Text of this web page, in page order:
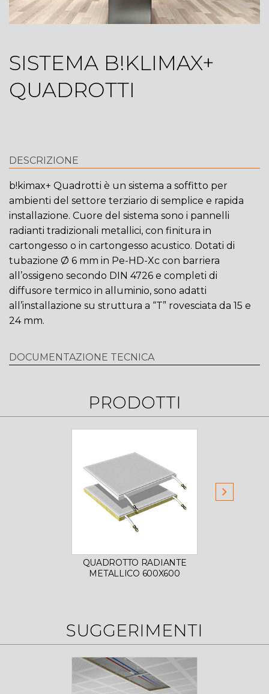
SISTEMA B!KLIMAX+
QUADROTTI
DESCRIZIONE
b!kimax+ Quadrotti è un sistema a soffitto per
ambienti del settore terziario di semplice e rapida
installazione. Cuore del sistema sono i pannelli
radianti tradizionali metallici, con finitura in
cartongesso o in cartongesso acustico. Dotati di
tubazione Ø 6 mm in Pe-HD-Xc con barriera
all’ossigeno secondo DIN 4726 e completi di
diffusore termico in alluminio, sono adatti
all’installazione su struttura a “T” rovesciata da 15 e
24 mm.
DOCUMENTAZIONE TECNICA
PRODOTTI
QUADROTTO RADIANTE
METALLICO 600X600
SUGGERIMENTI